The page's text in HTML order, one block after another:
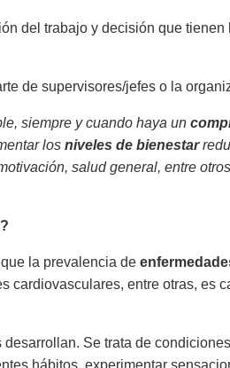
del trabajo y decisión que tienen
de supervisores/jefes o la
siempre y cuando haya un
los niveles de bienestar
salud general, entre otros
la prevalencia de
cardiovasculares, entre otras, es
desarrollan. Se trata de
hábitos, experimentar